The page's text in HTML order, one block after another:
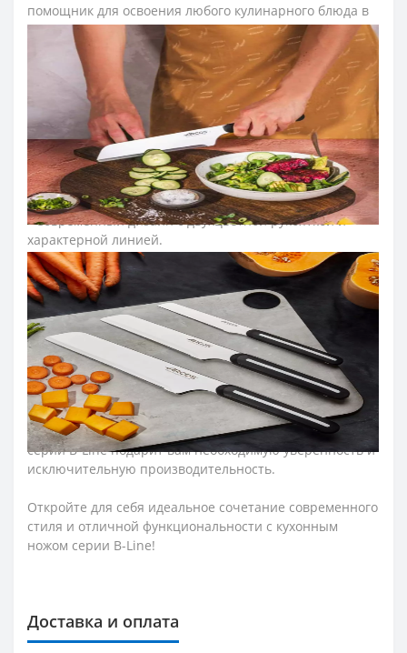
помощник для освоения любого кулинарного блюда в
современном стиле. Благодаря широкому лезвию
шириной 180 мм и кромке с микрозубцами, он всегда
обеспечивает четкую нарезку.
Кухонный нож серии B-Line – ваш незаменимый
помощник в решении любых кулинарных задач.
- Его лезвие с микрозубцами отличается невероятной
режущей способностью, позволяя четко нарезать
самые разные продукты.
- Длина лезвия 180 мм позволяет выполнять более
крупные и более сложные разрезы.
- Современный дизайн с двухцветной рукояткой и
характерной линией.
- Нейтральные цвета (белый и черный) подойдут к
любому стилю кухни.
- Упакован в 100% переработанный картон,
отражающий нашу приверженность принципам
устойчивого развития.
– Незаменимый кухонный нож.
- Благодаря эргономичной ручке удобно и надежно
лежит в руке, позволяя работать эффективно и четко.
- Готовите ли вы семейный обед или демонстрируете
свои кулинарные способности друзьям, кухонный нож
серии B-Line подарит вам необходимую уверенность и
исключительную производительность.
Откройте для себя идеальное сочетание современного
стиля и отличной функциональности с кухонным
ножом серии B-Line!
Доставка и оплата